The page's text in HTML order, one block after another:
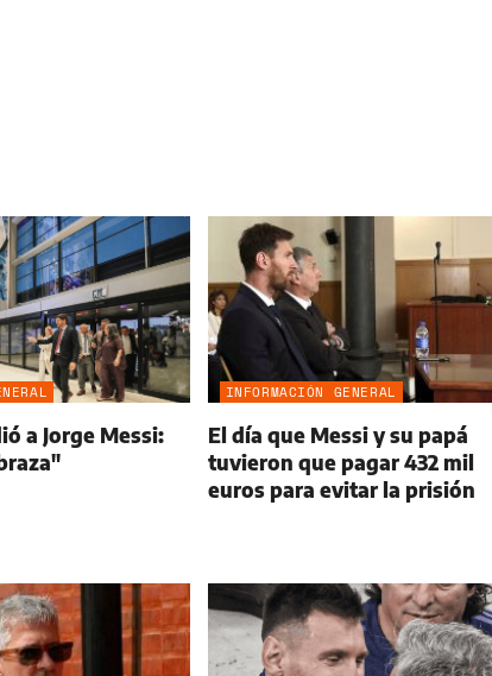
a Jorge Messi:
INFORMACIÓN GENERAL
El día que Messi y su papá
tuvieron que pagar 432 mil
euros para evitar la prisión